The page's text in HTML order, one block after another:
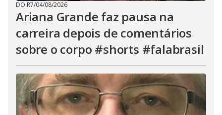
DO R7/04/08/2026
Ariana Grande faz pausa na
carreira depois de comentários
sobre o corpo #shorts #falabrasil